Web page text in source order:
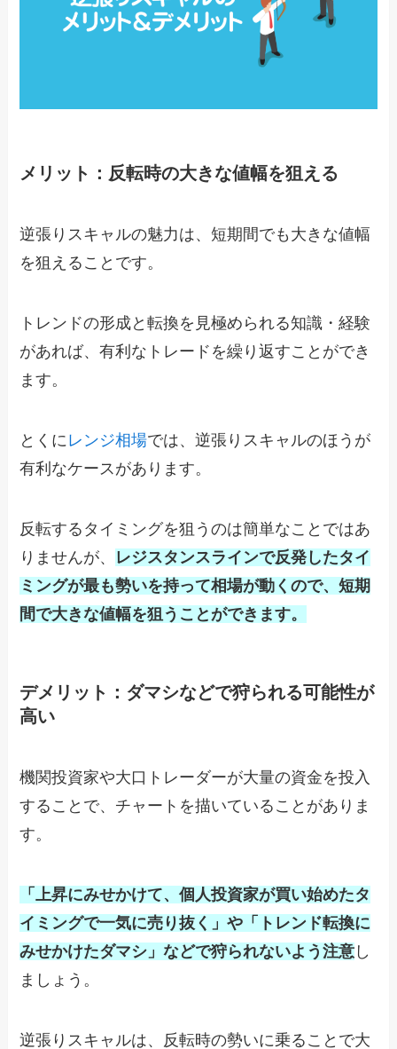
メリット：反転時の大きな値幅を狙える
逆張りスキャルの魅力は、短期間でも大きな値幅
を狙えることです。
トレンドの形成と転換を見極められる知識・経験
があれば、有利なトレードを繰り返すことができ
ます。
とくに レンジ相場では、逆張りスキャルのほうが
有利なケースがあります。
反転するタイミングを狙うのは簡単なことではあ
りませんが、 レジスタンスラインで反発したタイ
ミングが最も勢いを持って相場が動くので、短期
間で大きな値幅を狙うことができます。
デメリット：ダマシなどで狩られる可能性が
高い
機関投資家や大口トレーダーが大量の資金を投入
することで、チャートを描いていることがありま
す。
「上昇にみせかけて、個人投資家が買い始めたタ
イミングで一気に売り抜く」や「トレンド転換に
みせかけたダマシ」などで狩られないよう注意 し
ましょう。
逆張りスキャルは、反転時の勢いに乗ることで大